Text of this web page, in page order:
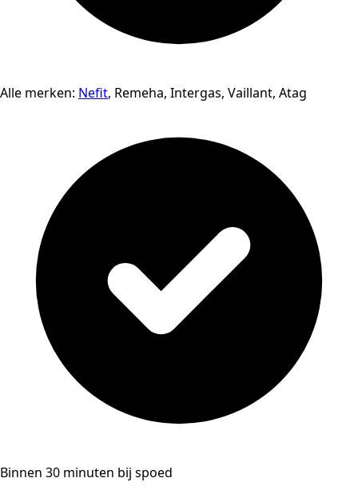
Alle merken: Nefit, Remeha, Intergas, Vaillant, Atag
Binnen 30 minuten bij spoed